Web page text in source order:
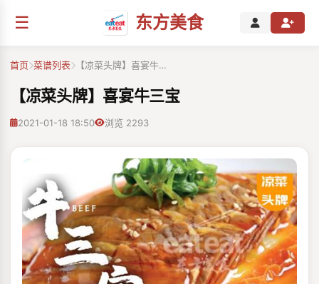
☰ 东方美食
首页 菜谱列表 【凉菜头牌】喜宴牛…
【凉菜头牌】喜宴牛三宝
2021-01-18 18:50 浏览 2293